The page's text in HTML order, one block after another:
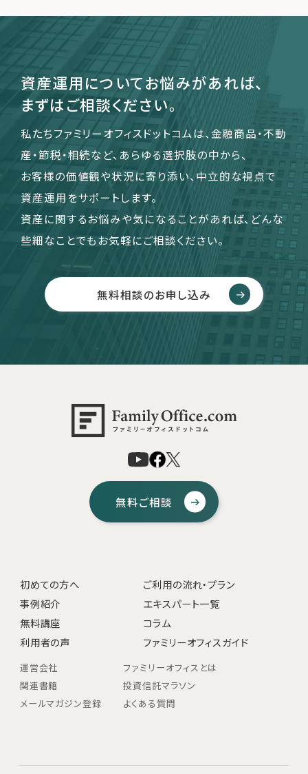
資産運用についてお悩みがあれば、
まずはご相談ください。
私たちファミリーオフィスドットコムは、金融商品・不動
産・節税・相続など、あらゆる選択肢の中から、
お客様の価値観や状況に寄り添い、中立的な視点で
資産運用をサポートします。
資産に関するお悩みや気になることがあれば、どんな
些細なことでもお気軽にご相談ください。
無料相談のお申し込み
無料ご相談
初めての方へ
ご利用の流れ・プラン
事例紹介
エキスパート一覧
無料講座
コラム
利用者の声
ファミリーオフィスガイド
運営会社
ファミリーオフィスとは
関連書籍
投資信託マラソン
メールマガジン登録
よくある質問